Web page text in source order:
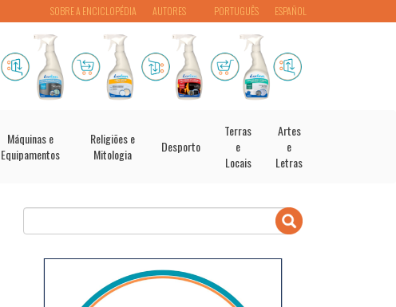
PORTUGUÊS ESPAÑOL
SOBRE A ENCICLOPÉDIA AUTORES
Máquinas e
Equipamentos
Religiões e
Mitologia
Desporto
Terras
e
Locais
Artes
e
Letras